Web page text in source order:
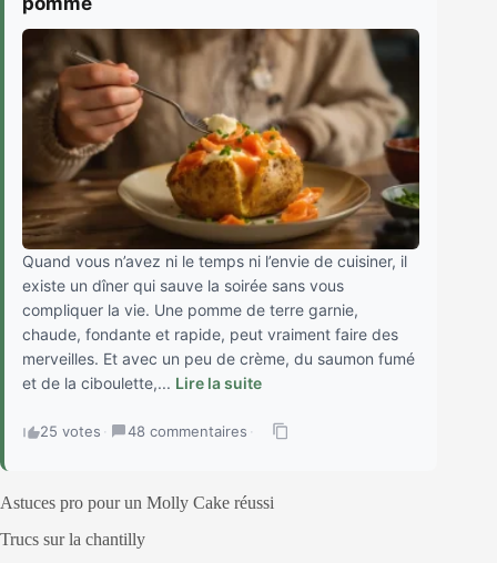
Quand vous n’avez ni le temps ni l’envie de cuisiner, il
existe un dîner qui sauve la soirée sans vous
compliquer la vie. Une pomme de terre garnie,
chaude, fondante et rapide, peut vraiment faire des
merveilles. Et avec un peu de crème, du saumon fumé
et de la ciboulette,... Lire la suite
25 votes · 48 commentaires ·
Astuces pro pour un Molly Cake réussi
Trucs sur la chantilly